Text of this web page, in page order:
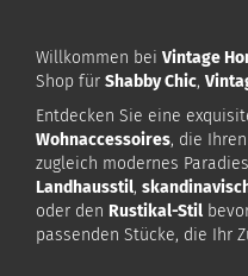
Willkommen bei Vintage
Shop für Shabby Chic,
Entdecken Sie eine
Wohnaccessoires, die
zugleich modernes
Landhausstil,
oder den Rustikal-Stil
passenden Stücke, die Ihr